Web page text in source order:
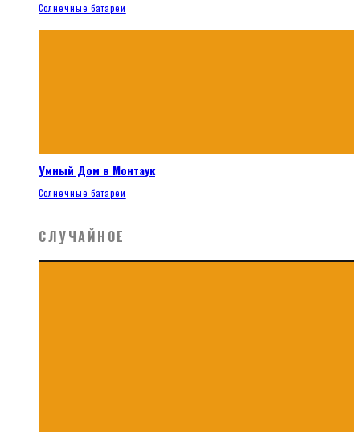
Солнечные батареи
Умный Дом в Монтаук
Солнечные батареи
СЛУЧАЙНОЕ